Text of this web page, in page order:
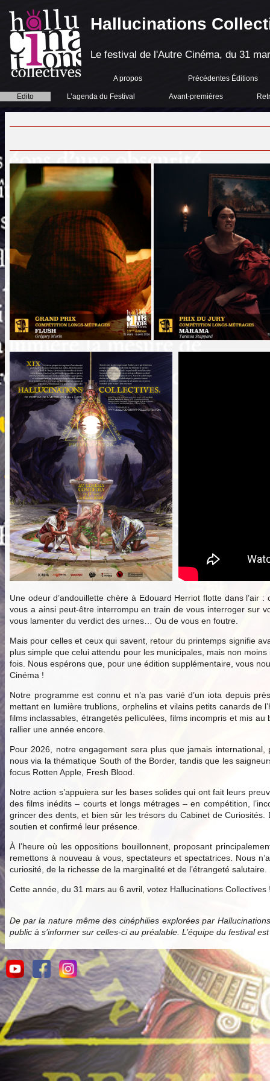
Hallucinations
Le festival de l'Autre Cinéma, du 31
A propos Précédentes Éditions
Edito L’agenda du Festival Avant-premières
Une odeur d’andouillette chère à Edouard Herriot flotte dans
vous a ainsi peut-être interrompu en train de vous interroger sur
vous lamenter du verdict des urnes… Ou de vous en foutre.
Mais pour celles et ceux qui savent, retour du printemps signifie
plus simple que celui attendu pour les municipales, mais non
fois. Nous espérons que, pour une édition supplémentaire, vous
Cinéma !
Notre programme est connu et n’a pas varié d’un iota depuis
mettant en lumière trublions, orphelins et vilains petits canards de
films inclassables, étrangetés pelliculées, films incompris et mis
rallier une année encore.
Pour 2026, notre engagement sera plus que jamais
nous via la thématique South of the Border, tandis que les
focus Rotten Apple, Fresh Blood.
Notre action s’appuiera sur les bases solides qui ont fait leurs
des films inédits – courts et longs métrages – en compétition,
grincer des dents, et bien sûr les trésors du Cabinet de
soutien et confirmé leur présence.
À l’heure où les oppositions bouillonnent, proposant
remettons à nouveau à vous, spectateurs et spectatrices. Nous
curiosité, de la richesse de la marginalité et de l’étrangeté salutaire.
Cette année, du 31 mars au 6 avril, votez Hallucinations Collectives
De par la nature même des cinéphilies explorées par
public à s’informer sur celles-ci au préalable. L’équipe du festival